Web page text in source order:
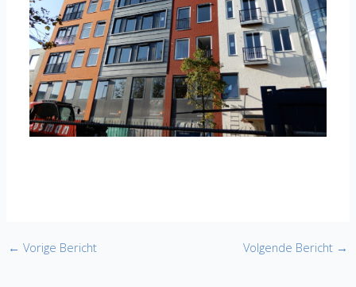
← Vorige Bericht Volgende Bericht →